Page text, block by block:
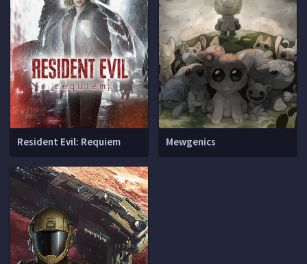
Resident Evil: Requiem Mewgenics